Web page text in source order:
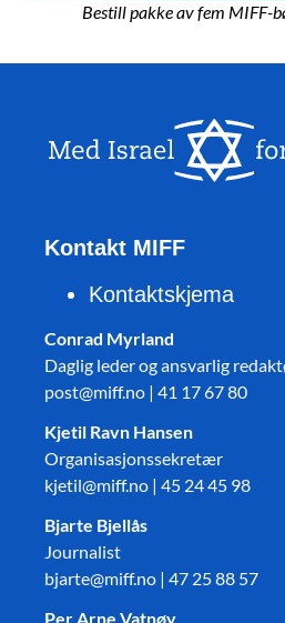
Bestill pakke av fem MIFF-
Kontakt MIFF
Kontaktskjema
Conrad Myrland
Daglig leder og ansvarlig
post@miff.no | 41 17 67 80
Kjetil Ravn Hansen
Organisasjonssekretær
kjetil@miff.no | 45 24 45 98
Bjarte Bjellås
Journalist
bjarte@miff.no | 47 25 88 57
Per Arne Vatnøy